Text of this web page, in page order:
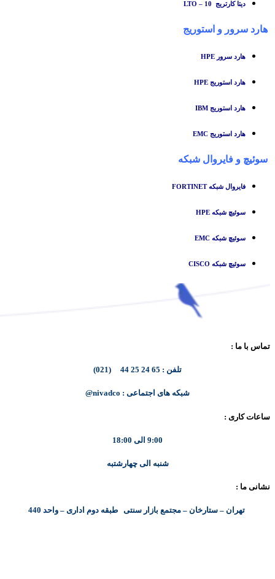
دیتا کارتریج LTO – 10
هارد سرور و استوریج
هارد سرور HPE
هارد استوریج HPE
هارد استوریج IBM
هارد استوریج EMC
سوئیچ و فایروال شبکه
فایروال شبکه FORTINET
سوئیچ شبکه HPE
سوئیچ شبکه EMC
سوئیچ شبکه CISCO
تماس با ما :
تلفن : 65 24 25 44 (021)
شبکه های اجتماعی : nivadco@
ساعات کاری :
9:00 الی 18:00
شنبه الی چهارشتبه
نشانی ما :
تهران – ستارخان – مجتمع بازار سنتی طبقه دوم اداری – واحد 440